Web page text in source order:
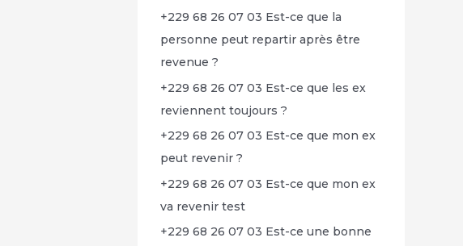
+229 68 26 07 03 Est-ce que la
personne peut repartir après être
revenue ?
+229 68 26 07 03 Est-ce que les ex
reviennent toujours ?
+229 68 26 07 03 Est-ce que mon ex
peut revenir ?
+229 68 26 07 03 Est-ce que mon ex
va revenir test
+229 68 26 07 03 Est-ce une bonne